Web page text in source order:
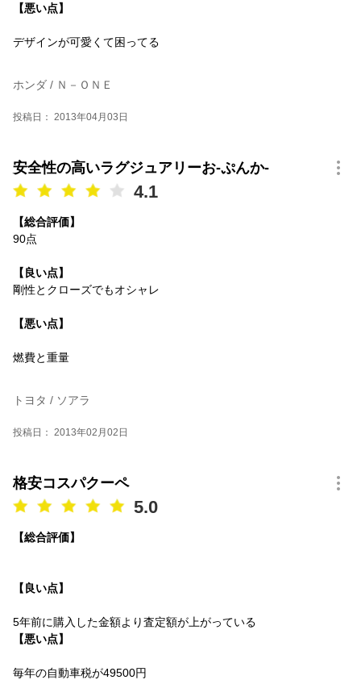
【悪い点】
デザインが可愛くて困ってる
ホンダ / Ｎ－ＯＮＥ
投稿日： 2013年04月03日
安全性の高いラグジュアリーお-ぷんか-
4.1
【総合評価】
90点
【良い点】
剛性とクローズでもオシャレ
【悪い点】
燃費と重量
トヨタ / ソアラ
投稿日： 2013年02月02日
格安コスパクーペ
5.0
【総合評価】
【良い点】
5年前に購入した金額より査定額が上がっている
【悪い点】
毎年の自動車税が49500円